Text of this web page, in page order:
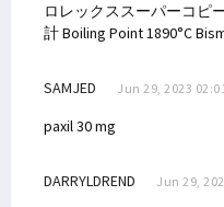
ロレックススーパーコピ
計Boiling Point 1890°C
SAMJED Jun 29, 2023
paxil 30 mg
DARRYLDREND Jun 29,